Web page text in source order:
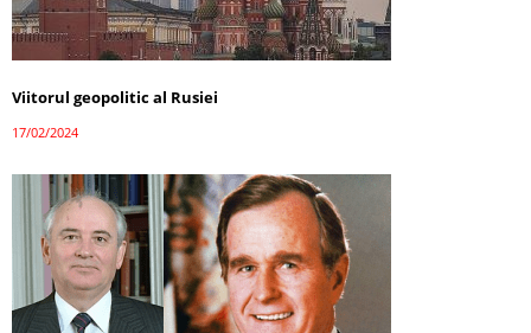
Viitorul geopolitic al Rusiei
17/02/2024